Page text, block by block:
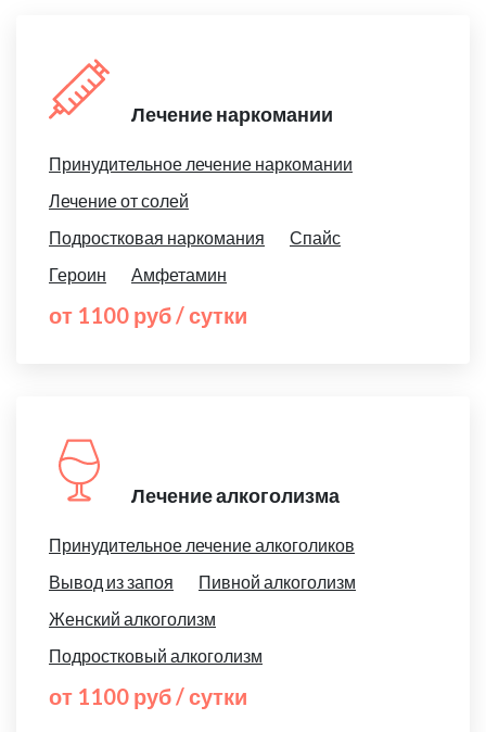
Лечение наркомании
Принудительное лечение наркомании
Лечение от солей
Подростковая наркомания
Спайс
Героин
Амфетамин
от 1100 руб / сутки
Лечение алкоголизма
Принудительное лечение алкоголиков
Вывод из запоя
Пивной алкоголизм
Женский алкоголизм
Подростковый алкоголизм
от 1100 руб / сутки